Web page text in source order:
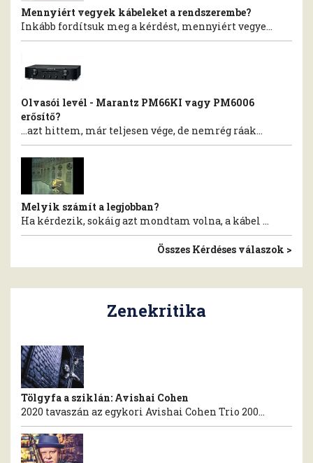
Mennyiért vegyek kábeleket a rendszerembe?
Inkább fordítsuk meg a kérdést, mennyiért vegye...
Olvasói levél - Marantz PM66KI vagy PM6006
erősítő?
…azt hittem, már teljesen vége, de nemrég ráak...
Melyik számít a legjobban?
Ha kérdezik, sokáig azt mondtam volna, a kábel ...
Összes Kérdéses válaszok >
Zenekritika
Tölgyfa a sziklán: Avishai Cohen
2020 tavaszán az egykori Avishai Cohen Trio 200...